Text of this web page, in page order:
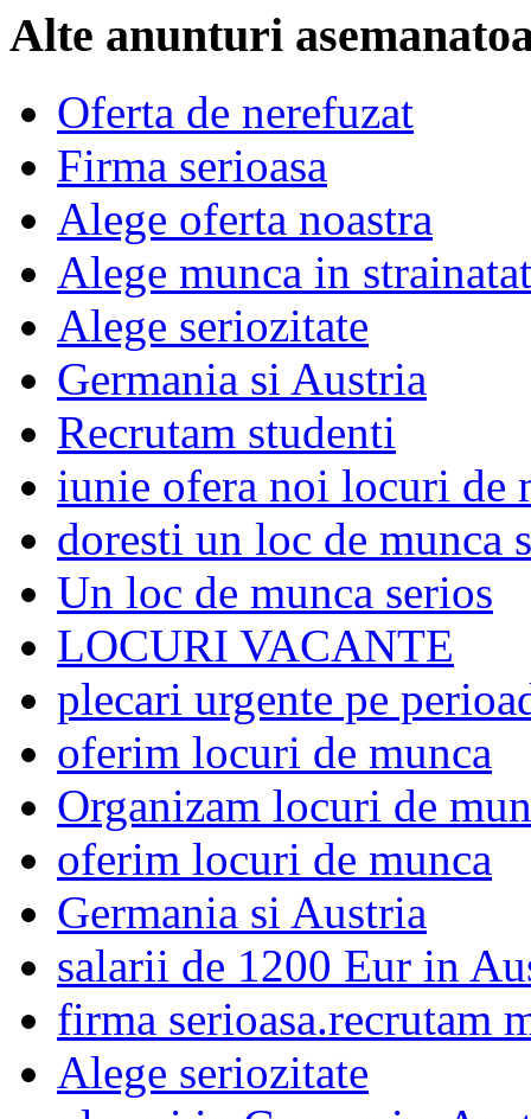
Alte anunturi
Oferta de nerefuzat
Firma serioasa
Alege oferta noastra
Alege munca in
Alege seriozitate
Germania si Austria
Recrutam studenti
iunie ofera noi locuri de
doresti un loc de munca
Un loc de munca serios
LOCURI VACANTE
plecari urgente pe
oferim locuri de munca
Organizam locuri de
oferim locuri de munca
Germania si Austria
salarii de 1200 Eur in
firma serioasa.recrutam
Alege seriozitate